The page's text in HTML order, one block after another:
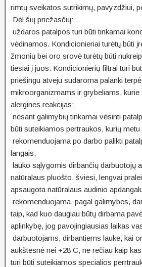
rimtų sveikatos sutrikimų, pavyzdžiui,
Dėl šių priežasčių:
uždaros patalpos turi būti tinkamai
vėdinamos. Kondicionieriai turėtų būti
žmonių bei oro srovė turėtų būti
tiesiai į juos. Kondicionierių filtrai turi
priešingu atveju sudaroma palanki
mikroorganizmams ir grybeliams, kurie
alergines reakcijas;
nesant galimybių tinkamai vėsinti
būti suteikiamos pertraukos, kurių metu
rekomenduojama po darbo palikti
langais;
lauko sąlygomis dirbančių darbuotojų
natūralaus pluošto, šviesi, lengvai
apsaugota natūralaus audinio
rekomenduojama, pagal galimybes,
taip, kad kuo daugiau būtų dirbama
aplinkybę, jog pavojingiausias laikas
darbuotojams, dirbantiems lauke, kai
aukštesnė nei +28 C, ne rečiau kaip
turi būti suteikiamos specialios